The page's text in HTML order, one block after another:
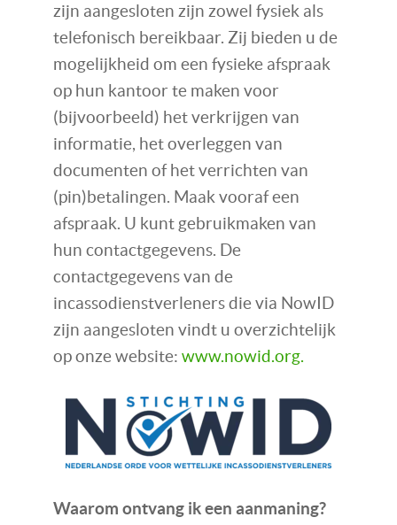
zijn aangesloten zijn zowel fysiek als
telefonisch bereikbaar. Zij bieden u de
mogelijkheid om een fysieke afspraak
op hun kantoor te maken voor
(bijvoorbeeld) het verkrijgen van
informatie, het overleggen van
documenten of het verrichten van
(pin)betalingen. Maak vooraf een
afspraak. U kunt gebruikmaken van
hun contactgegevens. De
contactgegevens van de
incassodienstverleners die via NowID
zijn aangesloten vindt u overzichtelijk
op onze website: www.nowid.org.
Waarom ontvang ik een aanmaning?